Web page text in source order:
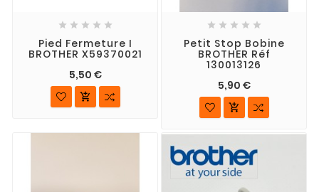
    
Pied Fermeture I
BROTHER X59370021
5,50 €

    
Petit Stop Bobine
BROTHER Réf
130013126
5,90 €
